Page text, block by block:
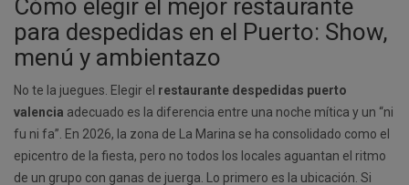
Cómo elegir el mejor restaurante
para despedidas en el Puerto: Show,
menú y ambientazo
No te la juegues. Elegir el restaurante despedidas puerto
valencia adecuado es la diferencia entre una noche mítica y un “ni
fu ni fa”. En 2026, la zona de La Marina se ha consolidado como el
epicentro de la fiesta, pero no todos los locales aguantan el ritmo
de un grupo con ganas de juerga. Lo primero es la ubicación. Si